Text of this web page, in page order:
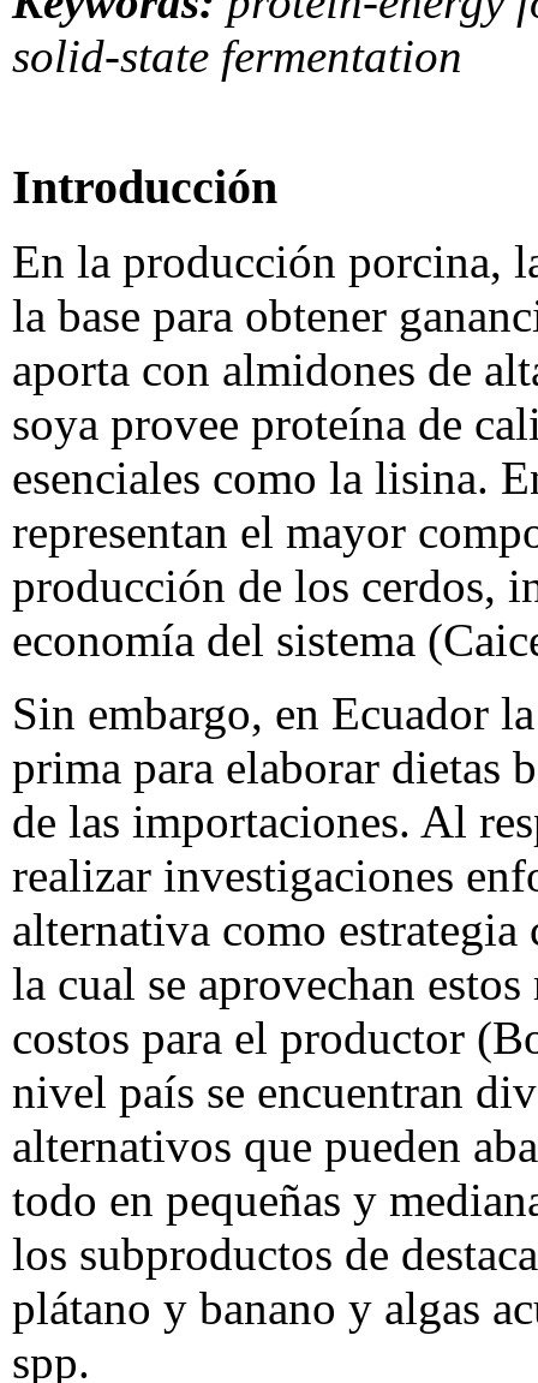
solid-state fermentation
Introducción
En la producción porcina,
la base para obtener
aporta con almidones de
soya provee proteína de
esenciales como la lisina.
representan el mayor
producción de los cerdos,
economía del sistema
Sin embargo, en Ecuador
prima para elaborar dietas
de las importaciones. Al
realizar investigaciones
alternativa como
la cual se aprovechan
costos para el productor
nivel país se encuentran
alternativos que pueden
todo en pequeñas y
los subproductos de
plátano y banano y algas
spp.